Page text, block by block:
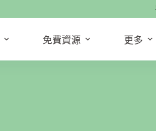
🌟
免費資源 更多